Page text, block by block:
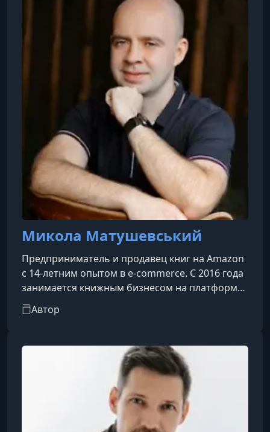
применении ИИ для бизнес-задач.Более 300
интеллект под его руководством, среди них —
Газпром Нефть, дочерние общества Сбера,
Микола Матушевський
Предприниматель и продавец книг на Amazon
с 14-летним опытом в e-commerce. С 2016 года
занимается книжным бизнесом на платформе,
где выстроил эффективную модель работы
издательства с чёткими алгоритмами: от идеи
Автор